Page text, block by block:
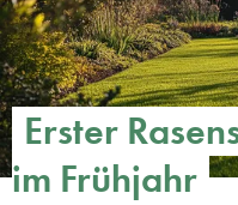
Erster
im Frühjahr